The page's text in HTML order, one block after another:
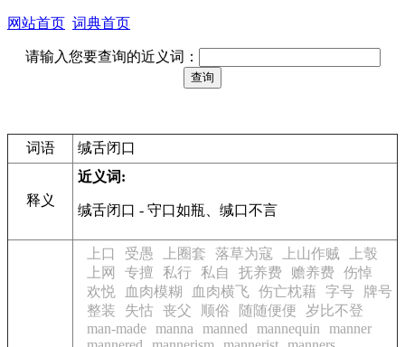
网站首页 词典首页
请输入您要查询的近义词：
词语 缄舌闭口
释义
近义词:
缄舌闭口 - 守口如瓶、缄口不言
上口 受愚 上圈套 落草为寇 上山作贼
上彀
上网
专擅 私行 私自 抚养费 赡养费
伤悼
欢悦
血肉模糊 血肉横飞 伤亡枕藉 字号
牌号
整装
失怙 丧父 顺俗 随随便便
岁比不登
man-made manna manned mannequin
manner